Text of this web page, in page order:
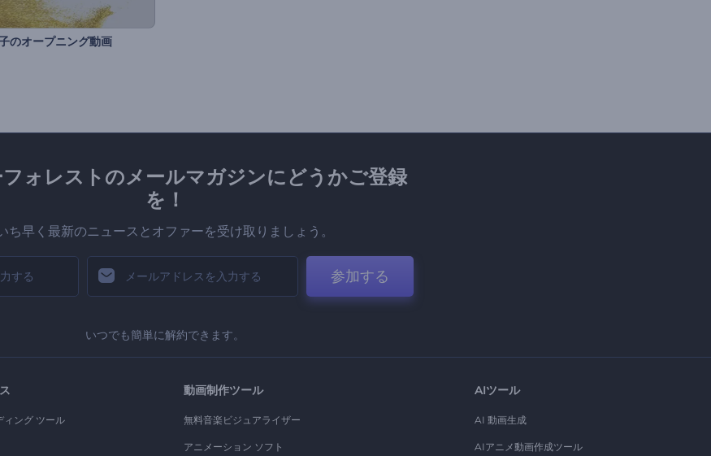
のオープニング動画
ォレストのメールマガジンにどうかご登録
を！
ち早く最新のニュースとオファーを受け取りましょう。
参加する
いつでも簡単に解約できます。
ィング ツール
動画制作ツール
無料音楽ビジュアライザー
アニメーション ソフト
AIツール
AI 動画生成
AIアニメ動画作成ツール